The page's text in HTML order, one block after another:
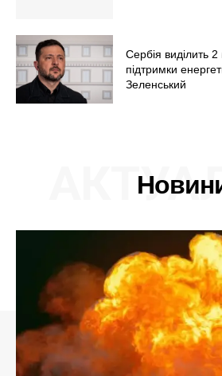
Сербія виділить
підтримки
Зеленський